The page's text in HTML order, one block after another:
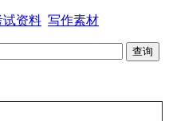
试资料 写作素材